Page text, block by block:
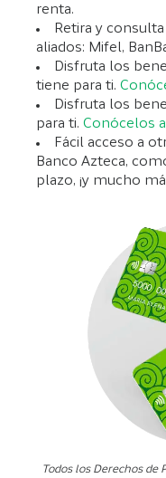
renta.
Retira y
aliados: Mifel,
Disfruta los
tiene para ti.
Disfruta los
para ti. Conócelos
Fácil acceso a
Banco Azteca,
plazo, ¡y mucho
Todos los Derechos de